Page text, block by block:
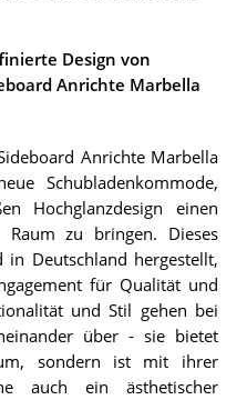
Design von
Anrichte Marbella
Anrichte Marbella
Schubladenkommode,
Hochglanzdesign einen
zu bringen. Dieses
Deutschland hergestellt,
für Qualität und
und Stil gehen bei
über - sie bietet
sondern ist mit ihrer
auch ein ästhetischer